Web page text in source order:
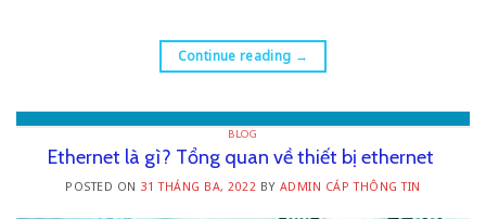
Continue reading →
BLOG
Ethernet là gì? Tổng quan về thiết bị ethernet
POSTED ON 31 THÁNG BA, 2022 BY ADMIN CÁP THÔNG TIN